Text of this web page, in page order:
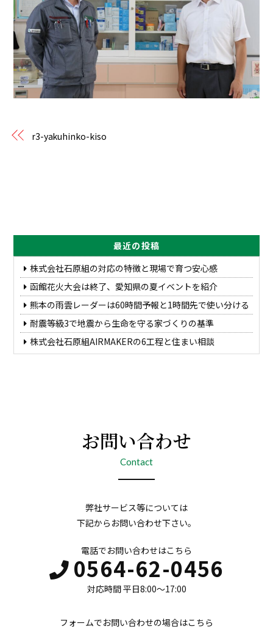
r3-yakuhinko-kiso
最近の投稿
株式会社石原組の対応の特徴と現場で育つ安心感
函館花火大会は終了、愛知県の夏イベントを紹介
熊本の雨雲レーダーは60時間予報と1時間先で使い分ける
耐震等級3で地震から生命を守る家づくりの基準
株式会社石原組AIRMAKERの6工程と住まい相談
お問い合わせ
Contact
弊社サービス等については
下記からお問い合わせ下さい。
電話でお問い合わせはこちら
0564-62-0456
対応時間 平日8:00〜17:00
フォームでお問い合わせの場合はこちら